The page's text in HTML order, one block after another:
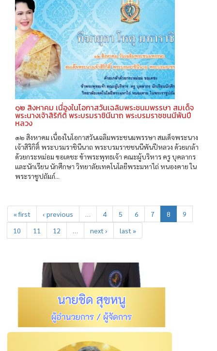
๑๒ สิงหาคม เนื่องในโอกาสวันเฉลิมพระชนมพรรษา สมเด็จ
พระนางเจ้าสิริกิติ์ พระบรมราชินีนาถ พระบรมราชชนนีพันปี
หลวง
๑๒ สิงหาคม เนื่องในโอกาสวันเฉลิมพระชนมพรรษา สมเด็จพระนาง
เจ้าสิริกิติ์ พระบรมราชินีนาถ พระบรมราชชนนีพันปีหลวง ด้วยเกล้า
ด้วยกระหม่อม ขอเดชะ ข้าพระพุทธเจ้า คณะผู้บริหาร ครู บุคลากร
และนักเรียน นักศึกษา วิทยาลัยเทคโนโลยีพระมหาไถ่ หนองคาย ใน
พระราชูปถัมภ์...
« first ‹ previous … 4 5 6 7 8
9
10
11 12 … next › last »